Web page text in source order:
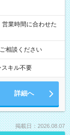
相談ください
スキル不要
詳細へ
掲載日：2026.08.07